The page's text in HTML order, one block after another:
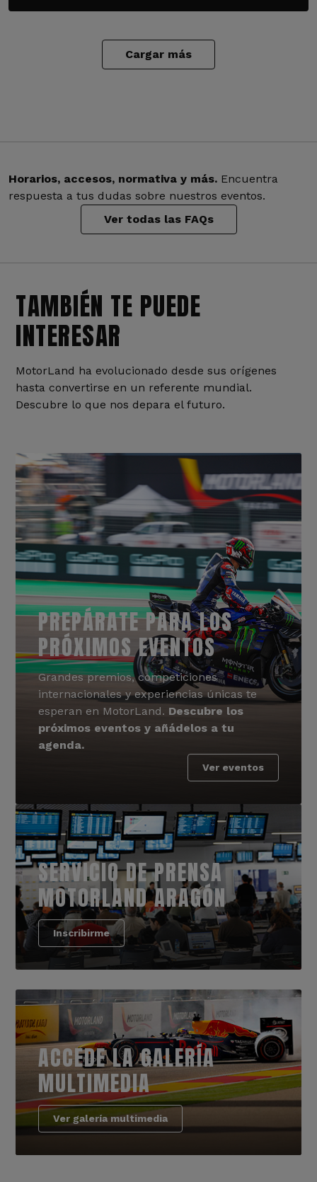
Cargar más
Horarios, accesos, normativa y más. Encuentra
respuesta a tus dudas sobre nuestros eventos.
Ver todas las FAQs
TAMBIÉN TE PUEDE
INTERESAR
MotorLand ha evolucionado desde sus orígenes
hasta convertirse en un referente mundial.
Descubre lo que nos depara el futuro.
PREPÁRATE PARA LOS
PRÓXIMOS EVENTOS
Grandes premios, competiciones
internacionales y experiencias únicas te
esperan en MotorLand. Descubre los
próximos eventos y añádelos a tu
agenda.
Ver eventos
SERVICIO DE PRENSA
MOTORLAND ARAGÓN
Inscribirme
ACCEDE LA GALERÍA
MULTIMEDIA
Ver galería multimedia